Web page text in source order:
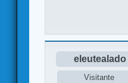
eleutealado
Visitante